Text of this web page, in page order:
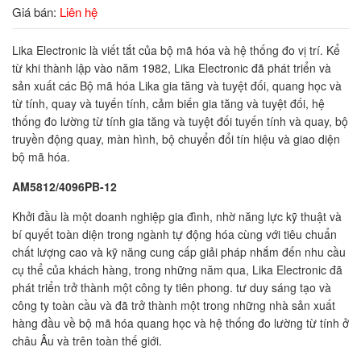
Giá bán: Liên hệ
Lika Electronic là viết tắt của bộ mã hóa và hệ thống đo vị trí. Kể
từ khi thành lập vào năm 1982, Lika Electronic đã phát triển và
sản xuất các Bộ mã hóa Lika gia tăng và tuyệt đối, quang học và
từ tính, quay và tuyến tính, cảm biến gia tăng và tuyệt đối, hệ
thống đo lường từ tính gia tăng và tuyệt đối tuyến tính và quay, bộ
truyền động quay, màn hình, bộ chuyển đổi tín hiệu và giao diện
bộ mã hóa.
AM5812/4096PB-12
Khởi đầu là một doanh nghiệp gia đình, nhờ năng lực kỹ thuật và
bí quyết toàn diện trong ngành tự động hóa cùng với tiêu chuẩn
chất lượng cao và kỹ năng cung cấp giải pháp nhắm đến nhu cầu
cụ thể của khách hàng, trong những năm qua, Lika Electronic đã
phát triển trở thành một công ty tiên phong. tư duy sáng tạo và
công ty toàn cầu và đã trở thành một trong những nhà sản xuất
hàng đầu về bộ mã hóa quang học và hệ thống đo lường từ tính ở
châu Âu và trên toàn thế giới.